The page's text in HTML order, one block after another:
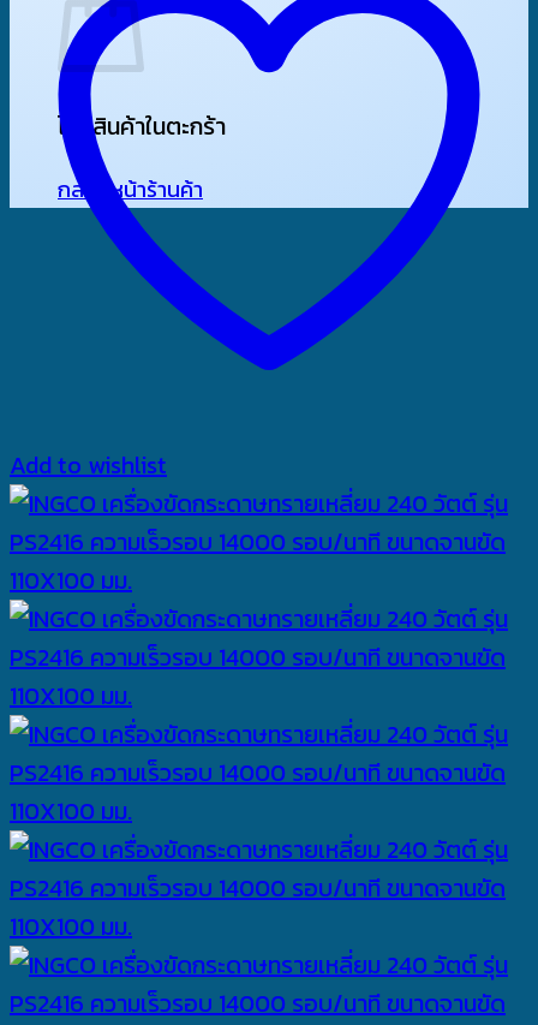
ไม่มีสินค้าในตะกร้า
กลับสู่หน้าร้านค้า
Add to wishlist